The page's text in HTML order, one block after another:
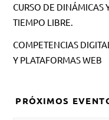
CURSO DE DINÁMICAS
TIEMPO LIBRE.
COMPETENCIAS
Y PLATAFORMAS WEB
PRÓXIMOS